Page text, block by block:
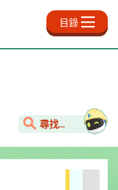
目錄
尋找...